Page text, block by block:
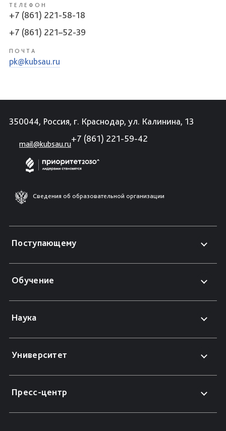
ТЕЛЕФОН
+7 (861) 221-58-18
+7 (861) 221–52-39
ПОЧТА
pk@kubsau.ru
350044, Россия, г. Краснодар, ул. Калинина, 13
mail@kubsau.ru
+7 (861) 221-59-42
Сведения об образовательной организации
Поступающему
Обучение
Наука
Университет
Пресс-центр